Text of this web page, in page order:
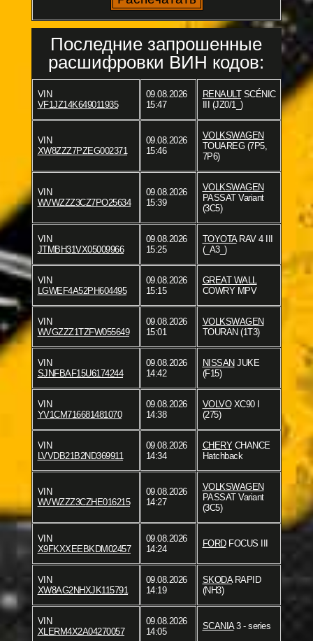
Последние запрошенные
расшифровки ВИН кодов:
VIN
VF1JZ14K649011935
09.08.2026
15:47
RENAULTSCÉNIC
III (JZ0/1_)
VIN
XW8ZZZ7PZEG002371
09.08.2026
15:46
VOLKSWAGEN
TOUAREG (7P5,
7P6)
VIN
WVWZZZ3CZ7PO25634
09.08.2026
15:39
VOLKSWAGEN
PASSAT Variant
(3C5)
VIN
JTMBH31VX05009966
09.08.2026
15:25
TOYOTARAV 4 III
(_A3_)
VIN
LGWEF4A52PH604495
09.08.2026
15:15
GREAT WALL
COWRY MPV
VIN
WVGZZZ1TZFW055649
09.08.2026
15:01
VOLKSWAGEN
TOURAN (1T3)
VIN
SJNFBAF15U6174244
09.08.2026
14:42
NISSAN JUKE
(F15)
VIN
YV1CM716681481070
09.08.2026
14:38
VOLVOXC90 I
(275)
VIN
LVVDB21B2ND369911
09.08.2026
14:34
CHERYCHANCE
Hatchback
VIN
WVWZZZ3CZHE016215
09.08.2026
14:27
VOLKSWAGEN
PASSAT Variant
(3C5)
VIN
X9FKXXEEBKDM02457
09.08.2026
14:24
FORDFOCUS III
VIN
XW8AG2NHXJK115791
09.08.2026
14:19
SKODARAPID
(NH3)
VIN
XLERM4X2A04270057
09.08.2026
14:05
SCANIA3 - series